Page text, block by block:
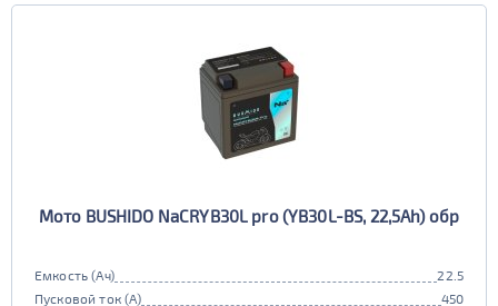
Мото BUSHIDO NaCRYB30L pro (YB30L-BS, 22,5Ah) обр
Емкость (Ач)
22.5
Пусковой ток (А)
450